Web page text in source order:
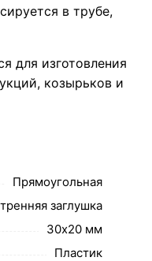
в трубе,
для изготовления
козырьков и
Прямоугольная
заглушка
30х20 мм
Пластик